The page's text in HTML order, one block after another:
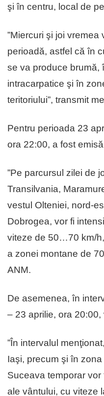
şi în centru, local de
”Miercuri şi joi
perioadă, astfel că în
se va produce brumă,
intracarpatice şi în
teritoriului”, transmit
Pentru perioada 23
ora 22:00, a fost
”Pe parcursul zilei de
Transilvania,
vestul Olteniei, nord-
Dobrogea, vor fi
viteze de 50…70 km/
a zonei montane de
ANM.
De asemenea, în
– 23 aprilie, ora
”În intervalul
Iaşi, precum şi în
Suceava temporar
ale vântului, cu viteze